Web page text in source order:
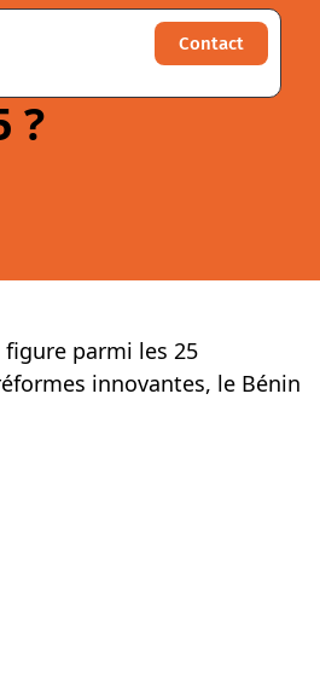
Contact
?
figure parmi les 25
innovantes, le Bénin